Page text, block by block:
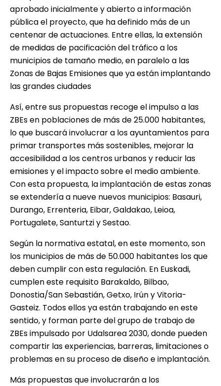
aprobado inicialmente y abierto a información
pública el proyecto, que ha definido más de un
centenar de actuaciones. Entre ellas, la extensión
de medidas de pacificación del tráfico a los
municipios de tamaño medio, en paralelo a las
Zonas de Bajas Emisiones que ya están implantando
las grandes ciudades
Así, entre sus propuestas recoge el impulso a las
ZBEs en poblaciones de más de 25.000 habitantes,
lo que buscará involucrar a los ayuntamientos para
primar transportes más sostenibles, mejorar la
accesibilidad a los centros urbanos y reducir las
emisiones y el impacto sobre el medio ambiente.
Con esta propuesta, la implantación de estas zonas
se extendería a nueve nuevos municipios: Basauri,
Durango, Errenteria, Eibar, Galdakao, Leioa,
Portugalete, Santurtzi y Sestao.
Según la normativa estatal, en este momento, son
los municipios de más de 50.000 habitantes los que
deben cumplir con esta regulación. En Euskadi,
cumplen este requisito Barakaldo, Bilbao,
Donostia/San Sebastián, Getxo, Irún y Vitoria-
Gasteiz. Todos ellos ya están trabajando en este
sentido, y forman parte del grupo de trabajo de
ZBEs impulsado por Udalsarea 2030, donde pueden
compartir las experiencias, barreras, limitaciones o
problemas en su proceso de diseño e implantación.
Más propuestas que involucrarán a los